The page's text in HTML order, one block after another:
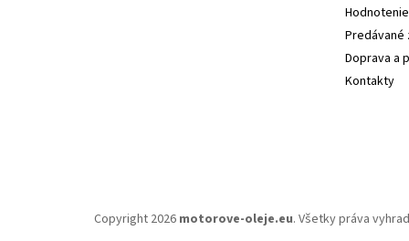
Predávané
Doprava a
Kontakty
Copyright 2026 motorove-oleje.eu. Všetky práva